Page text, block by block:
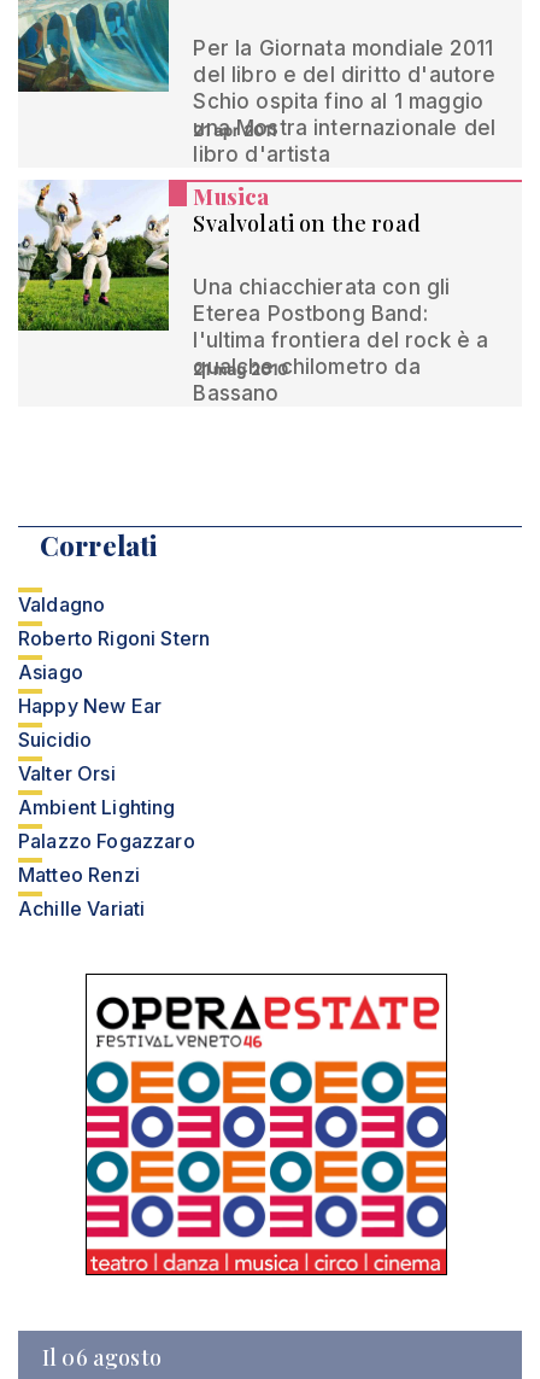
Per la Giornata mondiale 2011
del libro e del diritto d'autore
Schio ospita fino al 1 maggio
una Mostra internazionale del
libro d'artista
21 apr 2011
Musica
Svalvolati on the road
Una chiacchierata con gli
Eterea Postbong Band:
l'ultima frontiera del rock è a
qualche chilometro da
Bassano
21 mag 2010
Correlati
Valdagno
Roberto Rigoni Stern
Asiago
Happy New Ear
Suicidio
Valter Orsi
Ambient Lighting
Palazzo Fogazzaro
Matteo Renzi
Achille Variati
Il 06 agosto